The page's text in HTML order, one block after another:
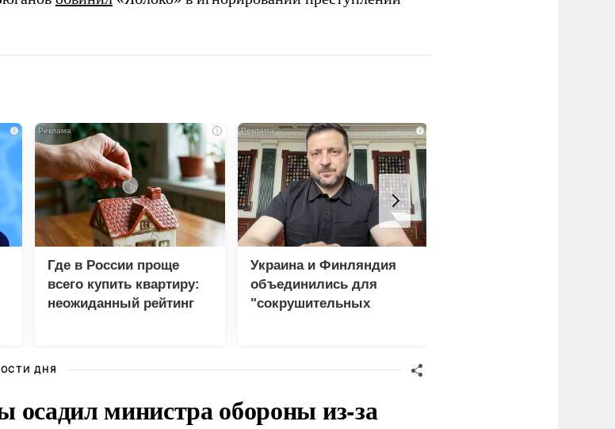
i i
Где в России проще
всего купить квартиру:
неожиданный рейтинг
i
Украина и Финляндия
объединились для
"сокрушительных
ДНЯ
министра обороны из-за